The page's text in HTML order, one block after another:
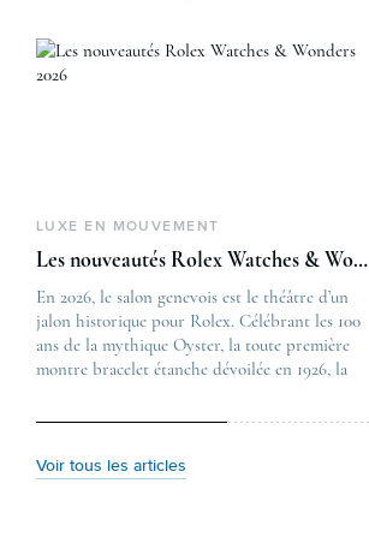
Voir tous les articles
LUXE EN MOUVEMENT
Les nouveautés Rolex Watches & Wonders 2026
En 2026, le salon genevois est le théâtre d’un
jalon historique pour Rolex. Célébrant les 100
ans de la mythique Oyster, la toute première
montre bracelet étanche dévoilée en 1926, la
métallurgique à la réinterprétation esthétique